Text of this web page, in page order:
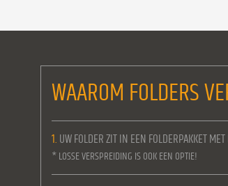
WAAROM FOLDERS
1. UW FOLDER ZIT IN EEN FOLDERPAKKET
* LOSSE VERSPREIDING IS OOK EEN OPTIE!